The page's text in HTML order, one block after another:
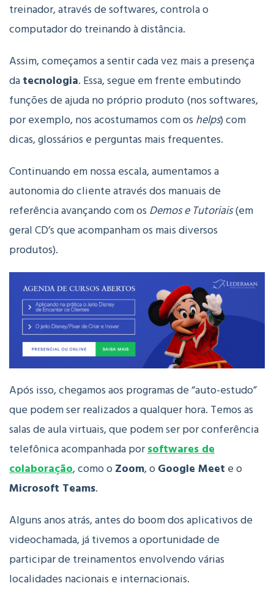
treinador, através de softwares, controla o
computador do treinando à distância.
Assim, começamos a sentir cada vez mais a presença
datecnologia. Essa, segue em frente embutindo
funções de ajuda no próprio produto (nos softwares,
por exemplo, nos acostumamos com os helps) com
dicas, glossários e perguntas mais frequentes.
Continuando em nossa escala, aumentamos a
autonomia do cliente através dos manuais de
referência avançando com os Demos e Tutoriais(em
geral CD’s que acompanham os mais diversos
produtos).
Após isso, chegamos aos programas de “auto-estudo”
que podem ser realizados a qualquer hora. Temos as
salas de aula virtuais, que podem ser por conferência
telefônica acompanhada porsoftwares de
colaboração, como oZoom, oGoogle Meet e o
Microsoft Teams.
Alguns anos atrás, antes do boom dos aplicativos de
videochamada, já tivemos a oportunidade de
participar de treinamentos envolvendo várias
localidades nacionais e internacionais.